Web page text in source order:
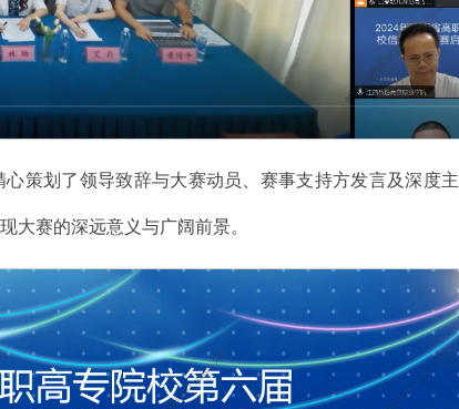
策划了领导致辞与大赛动员、赛事支持方发言及深度主
大赛的深远意义与广阔前景。